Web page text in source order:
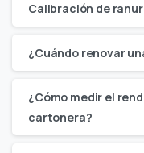
Calibración de
¿Cuándo renovar
¿Cómo medir el
cartonera?